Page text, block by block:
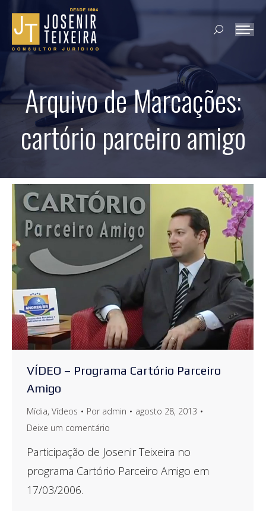
Search:
Arquivo de Marcações:
cartório parceiro amigo
VÍDEO – Programa Cartório Parceiro
Amigo
Mídia, Vídeos Por admin
agosto 28, 2013
Deixe um comentário
Participação de Josenir Teixeira no
programa Cartório Parceiro Amigo em
17/03/2006.